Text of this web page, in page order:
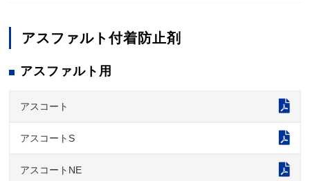
アスファルト付着防止剤
アスファルト用
アスコート
アスコートS
アスコートNE